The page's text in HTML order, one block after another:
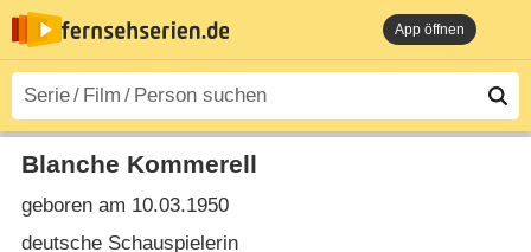
App öffnen
Blanche Kommerell
geboren am 10.03.1950
deutsche Schauspielerin